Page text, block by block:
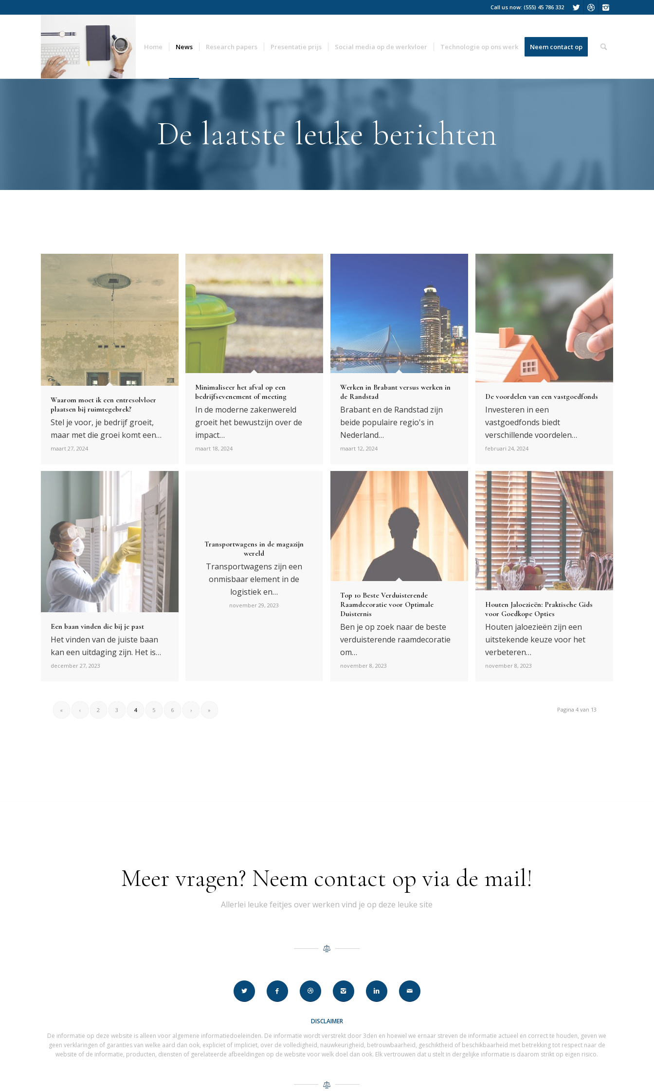
Call us now: (555) 45 786 332
Home News Research papers Presentatie prijs Social media op de werkvloer Technologie op ons werk Neem contact op
De laatste leuke berichten
Waarom moet ik een entresolvloer
plaatsen bij ruimtegebrek?
Stel je voor, je bedrijf groeit,
maar met die groei komt een…
maart 27, 2024
Minimaliseer het afval op een
bedrijfsevenement of meeting
In de moderne zakenwereld
groeit het bewustzijn over de
impact…
maart 18, 2024
Werken in Brabant versus werken in
de Randstad
Brabant en de Randstad zijn
beide populaire regio's in
Nederland…
maart 12, 2024
De voordelen van een vastgoedfonds
Investeren in een
vastgoedfonds biedt
verschillende voordelen…
februari 24, 2024
Een baan vinden die bij je past
Het vinden van de juiste baan
kan een uitdaging zijn. Het is…
december 27, 2023
Transportwagens in de magazijn
wereld
Transportwagens zijn een
onmisbaar element in de
logistiek en…
november 29, 2023
Top 10 Beste Verduisterende
Raamdecoratie voor Optimale
Duisternis
Ben je op zoek naar de beste
verduisterende raamdecoratie
om…
november 8, 2023
Houten Jaloezieën: Praktische Gids
voor Goedkope Opties
Houten jaloezieën zijn een
uitstekende keuze voor het
verbeteren…
november 8, 2023
Pagina 4 van 13
« ‹ 2 3 4 5 6 › »
Meer vragen? Neem contact op via de mail!
Allerlei leuke feitjes over werken vind je op deze leuke site
DISCLAIMER
De informatie op deze website is alleen voor algemene informatiedoeleinden. De informatie wordt verstrekt door 3den en hoewel we ernaar streven de informatie actueel en correct te houden, geven we
geen verklaringen of garanties van welke aard dan ook, expliciet of impliciet, over de volledigheid, nauwkeurigheid, betrouwbaarheid, geschiktheid of beschikbaarheid met betrekking tot respect naar de
website of de informatie, producten, diensten of gerelateerde afbeeldingen op de website voor welk doel dan ook. Elk vertrouwen dat u stelt in dergelijke informatie is daarom strikt op eigen risico.